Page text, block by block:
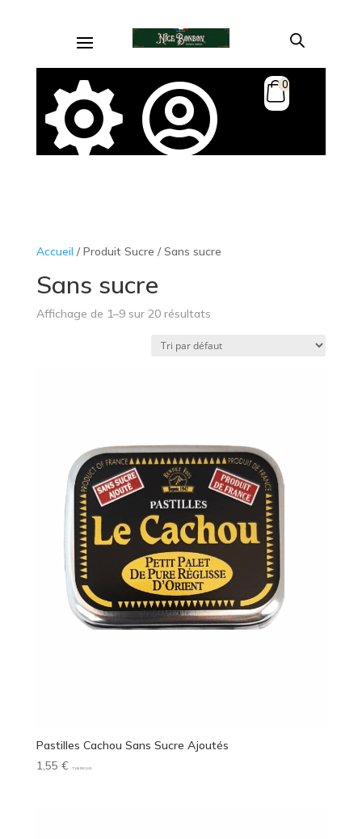
  0
Accueil / Produit Sucre / Sans sucre
Sans sucre
Affichage de 1–9 sur 20 résultats
Pastilles Cachou Sans Sucre Ajoutés
1,55 € TVA INCLUS